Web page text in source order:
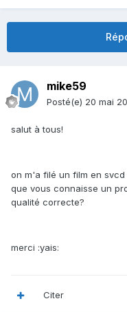
mike59
Posté(e) 20 mai
salut à tous!
on m'a filé un film en
que vous connaisse un
qualité correcte?
merci :yais:
Citer